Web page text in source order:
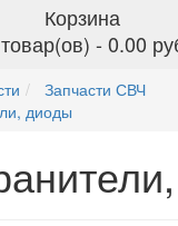
Корзина
- 0.00
Запчасти СВЧ
диоды